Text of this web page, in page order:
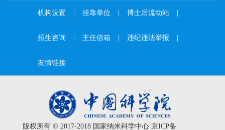
机构设置 挂靠单位 博士后流动站
招生咨询 主任信箱 违纪违法举报
友情链接
版权所有 © 2017-2018 国家纳米科学中心 京ICP备